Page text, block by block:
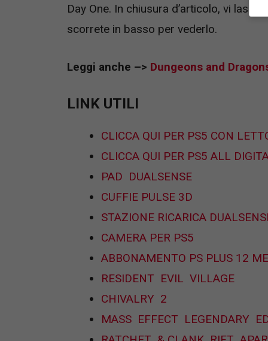
Day One. In chiusura d’articolo, vi
scorrete in basso per vederlo.
Leggi anche –> Dungeons and
LINK UTILI
CLICCA QUI PER PS5 CON
CLICCA QUI PER PS5 ALL
PAD DUALSENSE
CUFFIE PULSE 3D
STAZIONE RICARICA
CAMERA PER PS5
ABBONAMENTO PS PLUS 12
RESIDENT EVIL VILLAGE
CHIVALRY 2
MASS EFFECT LEGENDARY